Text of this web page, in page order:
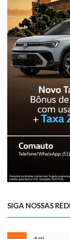
SIGA NOSSAS